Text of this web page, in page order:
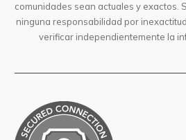
comunidades sean actuales y exactos.
ninguna responsabilidad por
verificar independientemente la